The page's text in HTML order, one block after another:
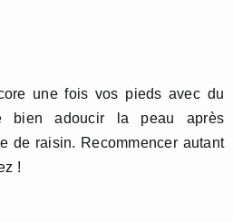
une fois vos pieds avec du
bien adoucir la peau après
de raisin. Recommencer autant
!